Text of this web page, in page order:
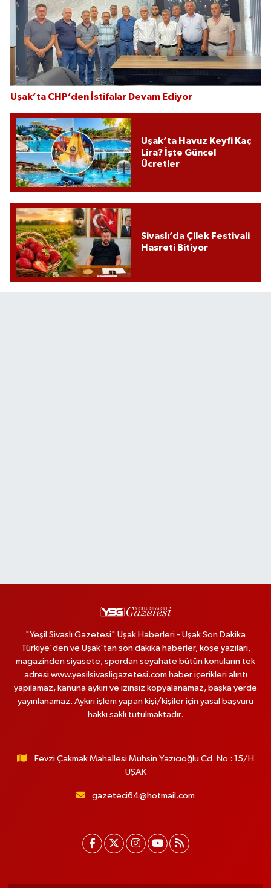
Uşak’ta CHP’den İstifalar Devam Ediyor
Uşak’ta Havuz Keyfi Kaç
Lira? İşte Güncel
Ücretler
Sivaslı’da Çilek Festivali
Hasreti Bitiyor
"Yeşil Sivaslı Gazetesi" Uşak Haberleri - Uşak Son Dakika
Türkiye'den ve Uşak'tan son dakika haberler, köşe yazıları,
magazinden siyasete, spordan seyahate bütün konuların tek
adresi www.yesilsivasligazetesi.com haber içerikleri alıntı
yapılamaz, kanuna aykırı ve izinsiz kopyalanamaz, başka yerde
yayınlanamaz. Aykırı işlem yapan kişi/kişiler için yasal başvuru
hakkı saklı tutulmaktadır.
Fevzi Çakmak Mahallesi Muhsin Yazıcıoğlu Cd. No : 15/H
UŞAK
gazeteci64@hotmail.com